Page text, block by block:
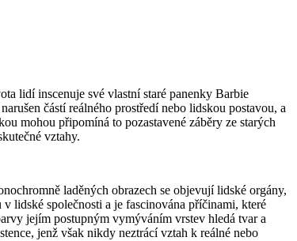
lidí inscenuje své vlastní staré panenky Barbie
částí reálného prostředí nebo lidskou postavou, a
mohou připomíná to pozastavené záběry ze starých
vztahy.
laděných obrazech se objevují lidské orgány,
lidské společnosti a je fascinována příčinami, které
jejím postupným vymýváním vrstev hledá tvar a
jenž však nikdy neztrácí vztah k reálné nebo